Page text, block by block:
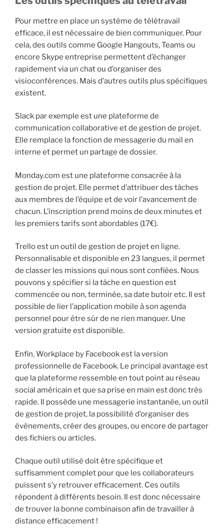
Pour mettre en place un système de télétravail
efficace, il est nécessaire de bien communiquer. Pour
cela, des outils comme Google Hangouts, Teams ou
encore Skype entreprise permettent d’échanger
rapidement via un chat ou d’organiser des
visioconférences. Mais d’autres outils plus spécifiques
existent.
Slack par exemple est une plateforme de
communication collaborative et de gestion de projet.
Elle remplace la fonction de messagerie du mail en
interne et permet un partage de dossier.
Monday.com est une plateforme consacrée à la
gestion de projet. Elle permet d’attribuer des tâches
aux membres de l’équipe et de voir l’avancement de
chacun. L’inscription prend moins de deux minutes et
les premiers tarifs sont abordables (17€).
Trello est un outil de gestion de projet en ligne.
Personnalisable et disponible en 23 langues, il permet
de classer les missions qui nous sont confiées. Nous
pouvons y spécifier si la tâche en question est
commencée ou non, terminée, sa date butoir etc. Il est
possible de lier l’application mobile à son agenda
personnel pour être sûr de ne rien manquer. Une
version gratuite est disponible.
Enfin, Workplace by Facebook est la version
professionnelle de Facebook. Le principal avantage est
que la plateforme ressemble en tout point au réseau
social américain et que sa prise en main est donc très
rapide. Il possède une messagerie instantanée, un outil
de gestion de projet, la possibilité d’organiser des
évènements, créer des groupes, ou encore de partager
des fichiers ou articles.
Chaque outil utilisé doit être spécifique et
suffisamment complet pour que les collaborateurs
puissent s’y retrouver efficacement. Ces outils
répondent à différents besoin. Il est donc nécessaire
de trouver la bonne combinaison afin de travailler à
distance efficacement !